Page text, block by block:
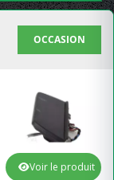
OCCASION
Voir le produit